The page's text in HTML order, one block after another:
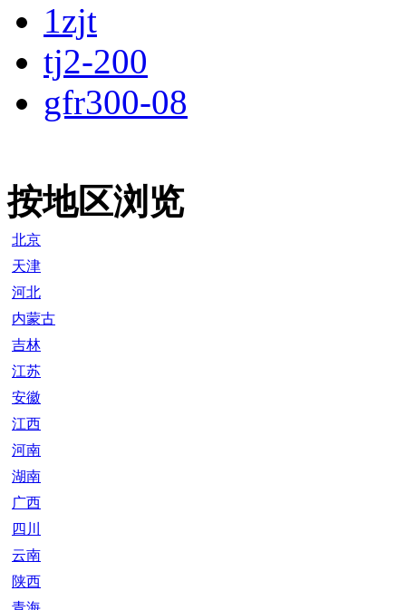
1zjt
tj2-200
gfr300-08
按地区浏览
北京
天津
河北
内蒙古
吉林
江苏
安徽
江西
河南
湖南
广西
四川
云南
陕西